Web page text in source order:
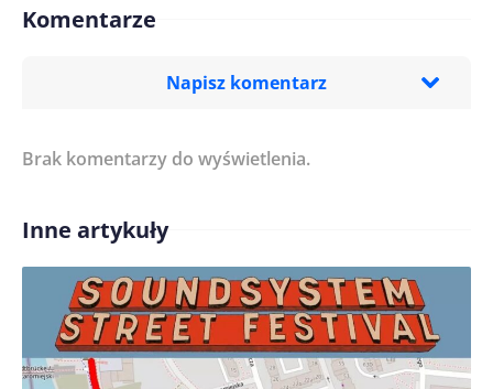
Komentarze
Napisz komentarz
Treść komentarza*
Imię/ Nick*
Brak komentarzy do wyświetlenia.
Inne artykuły